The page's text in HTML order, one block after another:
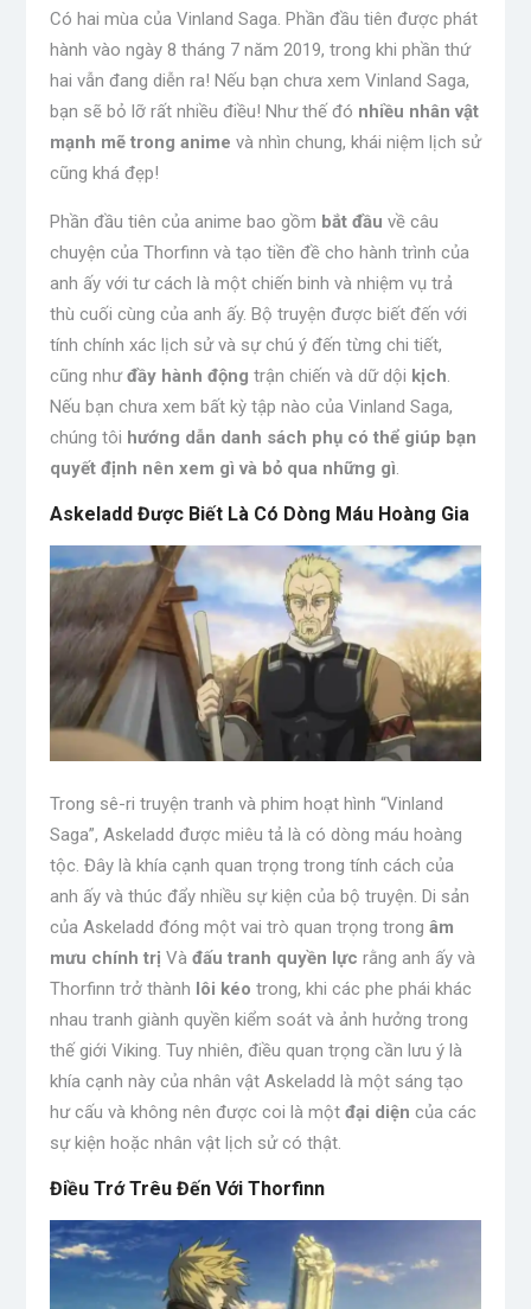
Có hai mùa của Vinland Saga. Phần đầu tiên được phát
hành vào ngày 8 tháng 7 năm 2019, trong khi phần thứ
hai vẫn đang diễn ra! Nếu bạn chưa xem Vinland Saga,
bạn sẽ bỏ lỡ rất nhiều điều! Như thế đó nhiều nhân vật
mạnh mẽ trong anime và nhìn chung, khái niệm lịch sử
cũng khá đẹp!
Phần đầu tiên của anime bao gồm bắt đầu về câu
chuyện của Thorfinn và tạo tiền đề cho hành trình của
anh ấy với tư cách là một chiến binh và nhiệm vụ trả
thù cuối cùng của anh ấy. Bộ truyện được biết đến với
tính chính xác lịch sử và sự chú ý đến từng chi tiết,
cũng nhưđầy hành động trận chiến và dữ dội kịch.
Nếu bạn chưa xem bất kỳ tập nào của Vinland Saga,
chúng tôi hướng dẫn danh sách phụ có thể giúp bạn
quyết định nên xem gì và bỏ qua những gì.
Askeladd Được Biết Là Có Dòng Máu Hoàng Gia
Trong sê-ri truyện tranh và phim hoạt hình “Vinland
Saga”, Askeladd được miêu tả là có dòng máu hoàng
tộc. Đây là khía cạnh quan trọng trong tính cách của
anh ấy và thúc đẩy nhiều sự kiện của bộ truyện. Di sản
của Askeladd đóng một vai trò quan trọng trong âm
mưu chính trị Và đấu tranh quyền lực rằng anh ấy và
Thorfinn trở thành lôi kéo trong, khi các phe phái khác
nhau tranh giành quyền kiểm soát và ảnh hưởng trong
thế giới Viking. Tuy nhiên, điều quan trọng cần lưu ý là
khía cạnh này của nhân vật Askeladd là một sáng tạo
hư cấu và không nên được coi là một đại diện của các
sự kiện hoặc nhân vật lịch sử có thật.
Điều Trớ Trêu Đến Với Thorfinn